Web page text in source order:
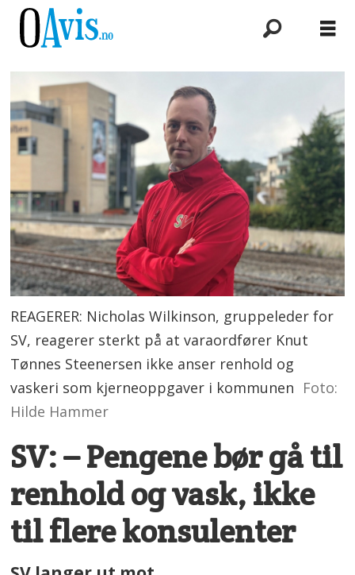
REAGERER: Nicholas Wilkinson, gruppeleder for
SV, reagerer sterkt på at varaordfører Knut
Tønnes Steenersen ikke anser renhold og
vaskeri som kjerneoppgaver i kommunen Foto:
Hilde Hammer
SV: – Pengene bør gå til
renhold og vask, ikke
til flere konsulenter